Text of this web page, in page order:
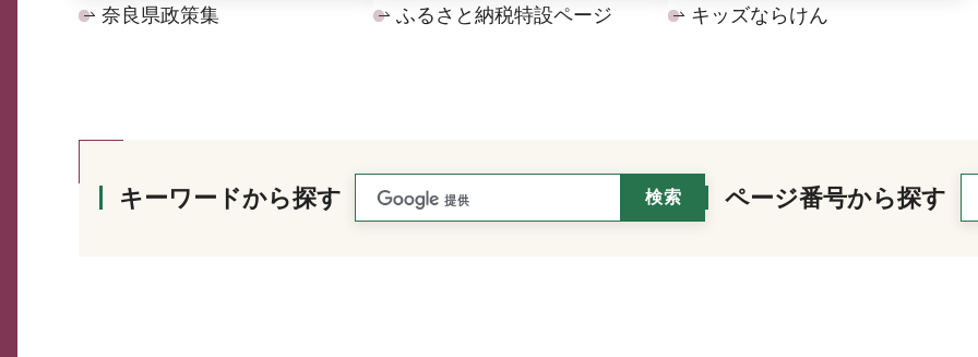
奈良県政策集 ふるさと納税特設ページ キッズならけん
キーワードから探す ページ番号から探す